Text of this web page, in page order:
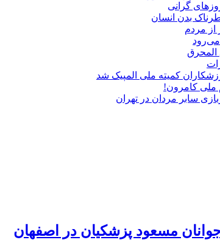
گرانی
بدن انسان
از مردم
المحرق
کمیته ملی المپیک شد
ملی کامرون!
سابر مردان در تهران
مسعود پزشکیان در اصفهان